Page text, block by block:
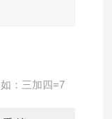
：三加四=7